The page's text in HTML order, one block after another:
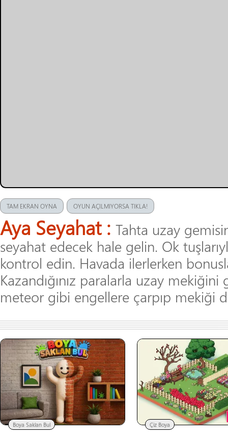
TAM EKRAN OYNA OYUN AÇILMIYORSA TIKLA!
Aya Seyahat : Tahta uzay
seyahat edecek hale gelin. Ok
kontrol edin. Havada ilerlerken
Kazandığınız paralarla uzay
meteor gibi engellere çarpıp mekiği
Boya Saklan Bul Çiz Boya